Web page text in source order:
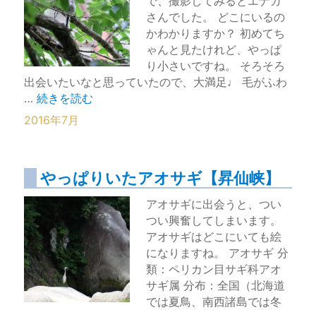
さんでした。 どこにいるの
かわかりますか？ 初めてち
ゃんと見たけれど、やっぱ
り小さいですね。 そろそろ
出会いたいなと思っていたので、大満足♩ 毛がふわ
…“かわいい！小さい！いやし系エナガ【昇仙峡】” の
続きを読む
2016年7月
やっぱりいたアオサギ【昇仙峡】
アオサギに出会うと、つい
つい興奮してしまいます。
アオサギはどこにいても絵
になりますね。 アオサギ 分
類：ペリカン目サギ科アオ
サギ属 分布：全国（北海道
では夏鳥、南西諸島では冬